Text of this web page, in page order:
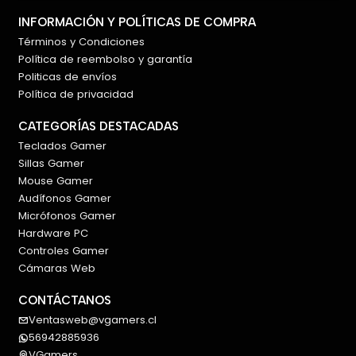
Orientación: Diestro
Tamaño de mano recomendado: Pequeña a
mediana
Ángulo vertical: 57°
Sensor óptico ajustable
Resolución: 400 a 4000 DPI
Botones: 6
Bluetooth Low Energy
Receptor USB Logi Bolt incluido
Conexión con hasta 3 dispositivos
Alcance inalámbrico: Hasta 10 metros
Batería: 1 pila AA
Autonomía: Hasta 24 meses
Dimensiones: 108 × 70 × 71 mm
Peso: 125 g
Compatible con Logi Options+
INFORMACIÓN Y POLÍTICAS DE COMPRA
Términos y Condiciones
Política de reembolso y garantía
Politicas de envíos
Política de privacidad
CATEGORÍAS DESTACADAS
Teclados Gamer
Sillas Gamer
Mouse Gamer
Audífonos Gamer
Micrófonos Gamer
Hardware PC
Controles Gamer
Cámaras Web
CONTÁCTANOS
Ventasweb@vgamers.cl
56942885936